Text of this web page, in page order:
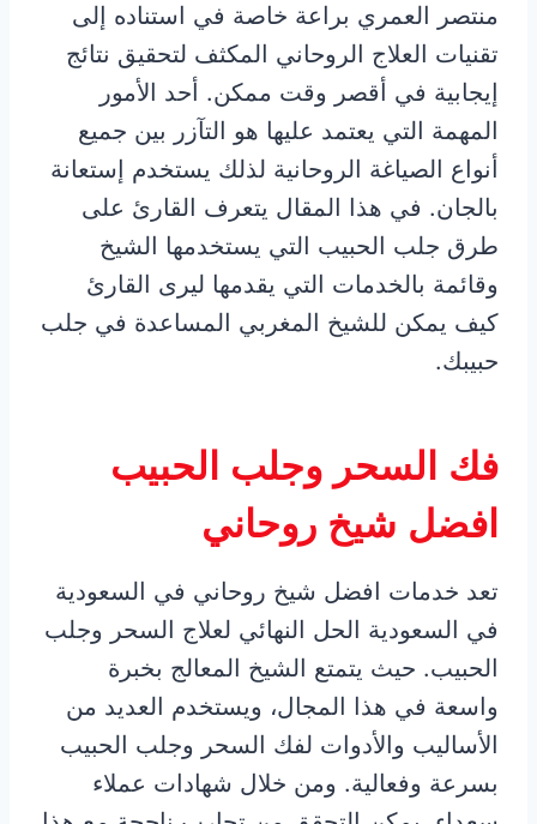
منتصر العمري براعة خاصة في استناده إلى
تقنيات العلاج الروحاني المكثف لتحقيق نتائج
إيجابية في أقصر وقت ممكن. أحد الأمور
المهمة التي يعتمد عليها هو التآزر بين جميع
أنواع الصياغة الروحانية لذلك يستخدم إستعانة
بالجان. في هذا المقال يتعرف القارئ على
طرق جلب الحبيب التي يستخدمها الشيخ
وقائمة بالخدمات التي يقدمها ليرى القارئ
كيف يمكن للشيخ المغربي المساعدة في جلب
حبيبك.
فك السحر وجلب الحبيب
افضل شيخ روحاني
تعد خدمات افضل شيخ روحاني في السعودية
في السعودية الحل النهائي لعلاج السحر وجلب
الحبيب. حيث يتمتع الشيخ المعالج بخبرة
واسعة في هذا المجال، ويستخدم العديد من
الأساليب والأدوات لفك السحر وجلب الحبيب
بسرعة وفعالية. ومن خلال شهادات عملاء